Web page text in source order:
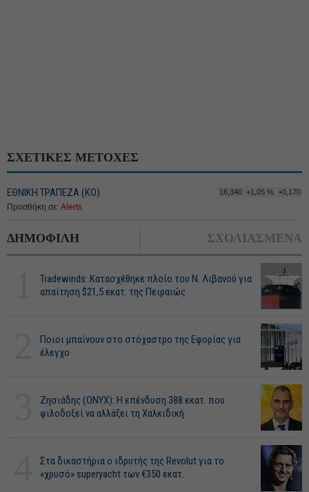
ΣΧΕΤΙΚΕΣ ΜΕΤΟΧΕΣ
ΕΘΝΙΚΗ ΤΡΑΠΕΖΑ (KO) 16,340 +1,05 % +0,170
Προσθήκη σε: Alerts
ΔΗΜΟΦΙΛΗ ΣΧΟΛΙΑΣΜΕΝΑ
Tradewinds: Κατασχέθηκε πλοίο του Ν. Λιβανού για
απαίτηση $21,5 εκατ. της Πειραιώς
Ποιοι μπαίνουν στο στόχαστρο της Εφορίας για
έλεγχο
Ζησιάδης (ONYX): Η επένδυση 388 εκατ. που
φιλοδοξεί να αλλάξει τη Χαλκιδική
Στα δικαστήρια ο ιδρυτής της Revolut για το
«χρυσό» superyacht των €350 εκατ.